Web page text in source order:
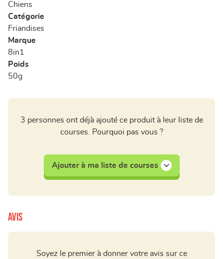
Chiens
Catégorie
Friandises
Marque
8in1
Poids
50g
3 personnes ont déjà ajouté ce produit à leur liste de
courses. Pourquoi pas vous ?
Ajouter à ma liste de courses
Avis
Soyez le premier à donner votre avis sur ce